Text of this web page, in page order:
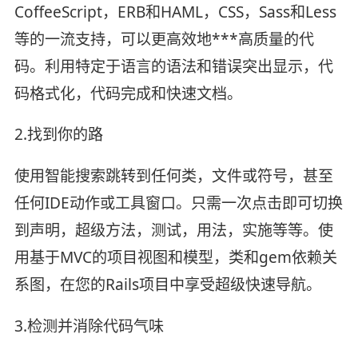
CoffeeScript，ERB和HAML，CSS，Sass和Less
等的一流支持，可以更高效地***高质量的代
码。利用特定于语言的语法和错误突出显示，代
码格式化，代码完成和快速文档。
2.找到你的路
使用智能搜索跳转到任何类，文件或符号，甚至
任何IDE动作或工具窗口。只需一次点击即可切换
到声明，超级方法，测试，用法，实施等等。使
用基于MVC的项目视图和模型，类和gem依赖关
系图，在您的Rails项目中享受超级快速导航。
3.检测并消除代码气味